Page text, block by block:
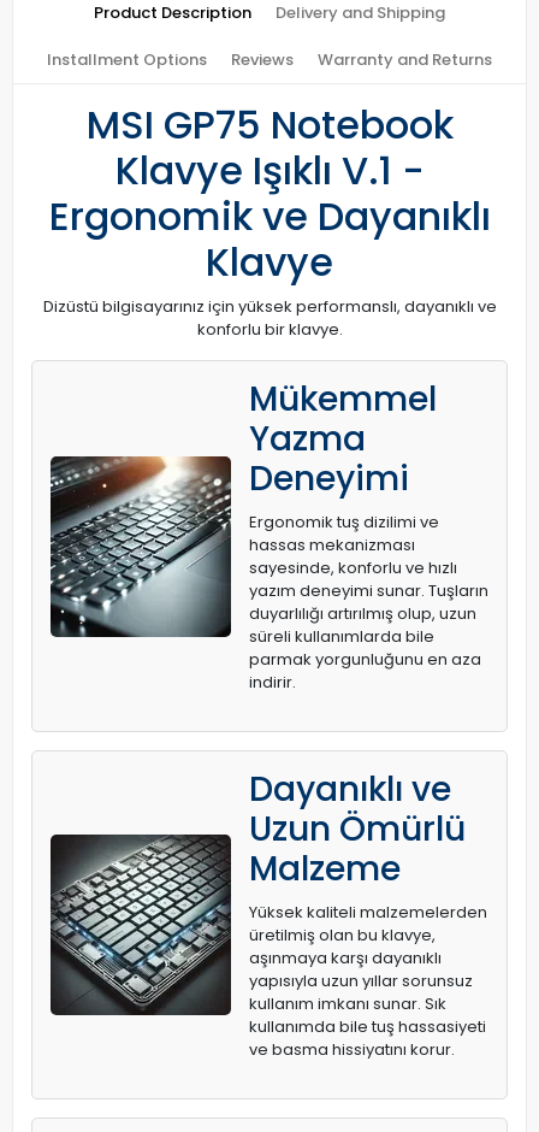
Product Description Delivery and Shipping
Installment Options Reviews Warranty and Returns
MSI GP75 Notebook
Klavye Işıklı V.1 -
Ergonomik ve Dayanıklı
Klavye
Dizüstü bilgisayarınız için yüksek performanslı, dayanıklı ve
konforlu bir klavye.
Mükemmel
Yazma
Deneyimi
Ergonomik tuş dizilimi ve
hassas mekanizması
sayesinde, konforlu ve hızlı
yazım deneyimi sunar. Tuşların
duyarlılığı artırılmış olup, uzun
süreli kullanımlarda bile
parmak yorgunluğunu en aza
indirir.
Dayanıklı ve
Uzun Ömürlü
Malzeme
Yüksek kaliteli malzemelerden
üretilmiş olan bu klavye,
aşınmaya karşı dayanıklı
yapısıyla uzun yıllar sorunsuz
kullanım imkanı sunar. Sık
kullanımda bile tuş hassasiyeti
ve basma hissiyatını korur.